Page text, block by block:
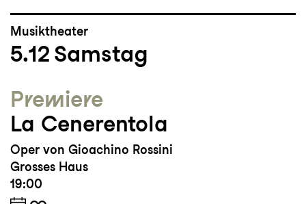
Musiktheater
5.12 Samstag
Premiere
La Cenerentola
Oper von Gioachino Rossini
Grosses Haus
19:00